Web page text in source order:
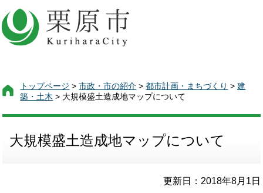
トップページ >市政・市の紹介 >都市計画・まちづくり >建
築・土木 > 大規模盛土造成地マップについて
大規模盛土造成地マップについて
更新日：2018年8月1日